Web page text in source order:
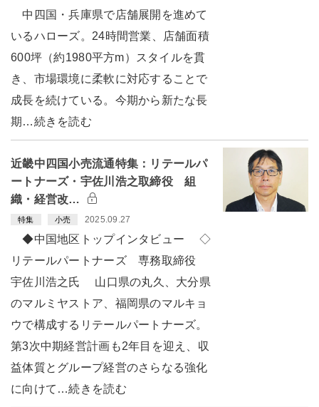
中四国・兵庫県で店舗展開を進めて
いるハローズ。24時間営業、店舗面積
600坪（約1980平方m）スタイルを貫
き、市場環境に柔軟に対応することで
成長を続けている。今期から新たな長
期…続きを読む
近畿中四国小売流通特集：リテールパ
ートナーズ・宇佐川浩之取締役 組
織・経営改…
特集 小売 2025.09.27
◆中国地区トップインタビュー ◇
リテールパートナーズ 専務取締役
宇佐川浩之氏 山口県の丸久、大分県
のマルミヤストア、福岡県のマルキョ
ウで構成するリテールパートナーズ。
第3次中期経営計画も2年目を迎え、収
益体質とグループ経営のさらなる強化
に向けて…続きを読む